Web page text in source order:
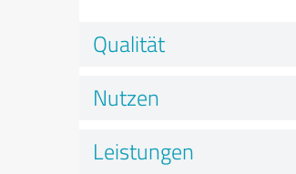
Qualität
Nutzen
Leistungen